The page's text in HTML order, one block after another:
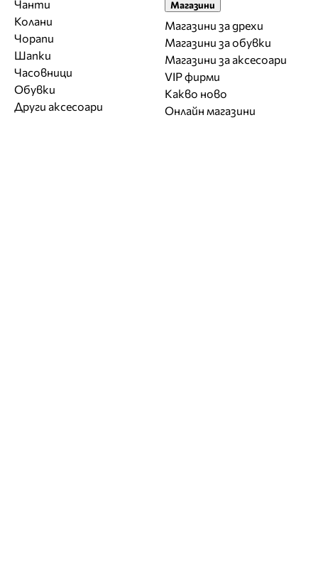
Чанти
Колани
Чорапи
Шапки
Часовници
Обувки
Други аксесоари
Магазини
Магазини за дрехи
Магазини за обувки
Магазини за aксесоари
VIP фирми
Какво ново
Онлайн магазини